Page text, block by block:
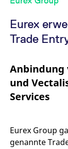
Eurex
Trade
Anbindung
und
Services
Eurex Group
genannte
mdg2sessionid